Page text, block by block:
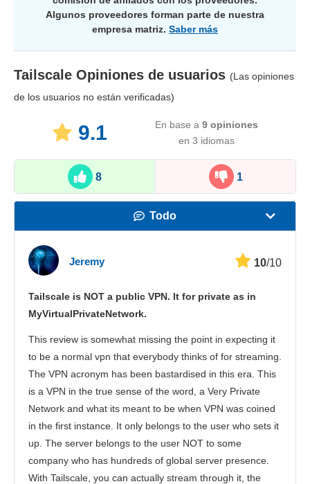
Algunos proveedores forman parte de nuestra
empresa matriz. Saber más
Tailscale Opiniones de usuarios (Las opiniones
de los usuarios no están verificadas)
9.1 En base a9 opiniones
en 3 idiomas
8 1
Todo
Atención al cliente
Jeremy 10/10
Tailscale is NOT a public VPN. It for private as in
MyVirtualPrivateNetwork.
This review is somewhat missing the point in expecting it
to be a normal vpn that everybody thinks of for streaming.
The VPN acronym has been bastardised in this era. This
is a VPN in the true sense of the word, a Very Private
Network and what its meant to be when VPN was coined
in the first instance. It only belongs to the user who sets it
up. The server belongs to the user NOT to some
company who has hundreds of global server presence.
With Tailscale, you can actually stream through it, the